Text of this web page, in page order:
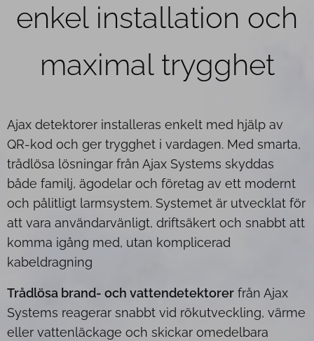
enkel installation och
maximal trygghet
Ajax detektorer installeras enkelt med hjälp av
QR-kod och ger trygghet i vardagen. Med smarta,
trådlösa lösningar från Ajax Systems skyddas
både familj, ägodelar och företag av ett modernt
och pålitligt larmsystem. Systemet är utvecklat för
att vara användarvänligt, driftsäkert och snabbt att
komma igång med, utan komplicerad
kabeldragning
Trådlösa brand- och vattendetektorer från Ajax
Systems reagerar snabbt vid rökutveckling, värme
eller vattenläckage och skickar omedelbara